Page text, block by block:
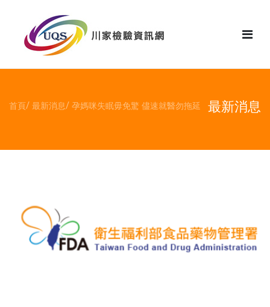
首頁 最新消息 孕媽咪失眠毋免驚 儘速就醫勿拖延 最新消息